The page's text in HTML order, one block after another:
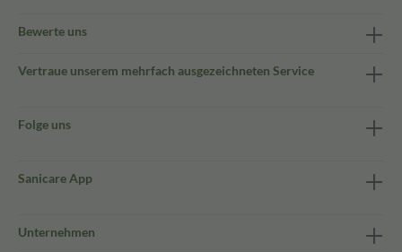
Bewerte uns
Vertraue unserem mehrfach ausgezeichneten Service
Folge uns
Sanicare App
Unternehmen